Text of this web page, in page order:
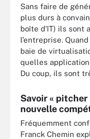
Sans faire de
plus durs à
boîte d’IT) ils sont
l’entreprise.
baie de
quelles
Du coup, ils sont
Savoir «
nouvelle
Fréquemment
Franck Chemin